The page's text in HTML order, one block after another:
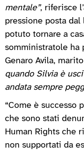
mentale”, riferisce
pressione posta
potuto tornare a
somministratole ha
Genaro Avila,
quando Silvia è
andata sempre
“Come è successo
che sono stati
Human Rights che
non supportati da